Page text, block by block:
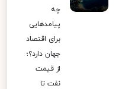
چه
پیامدهایی
برای اقتصاد
جهان دارد؟؛
از قیمت
نفت تا